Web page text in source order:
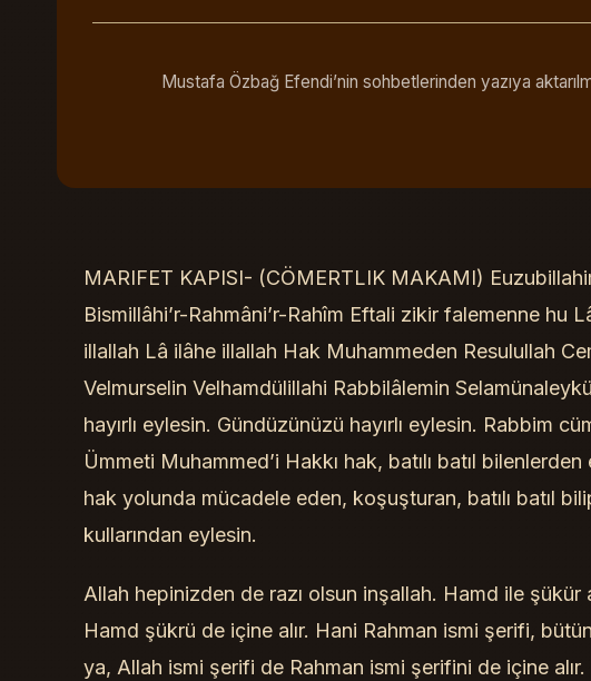
Mustafa Özbağ Efendi’nin sohbetlerinden yazıya
MARIFET KAPISI- (CÖMERTLIK MAKAMI)
Bismillâhi’r-Rahmâni’r-Rahîm Eftali zikir falemenne hu
illallah Lâ ilâhe illallah Hak Muhammeden Resulullah
Velmurselin Velhamdülillahi Rabbilâlemin
hayırlı eylesin. Gündüzünüzü hayırlı eylesin. Rabbim
Ümmeti Muhammed’i Hakkı hak, batılı batıl
hak yolunda mücadele eden, koşuşturan, batılı batıl
kullarından eylesin.
Allah hepinizden de razı olsun inşallah. Hamd ile şükür
Hamd şükrü de içine alır. Hani Rahman ismi şerifi,
ya, Allah ismi şerifi de Rahman ismi şerifini de içine